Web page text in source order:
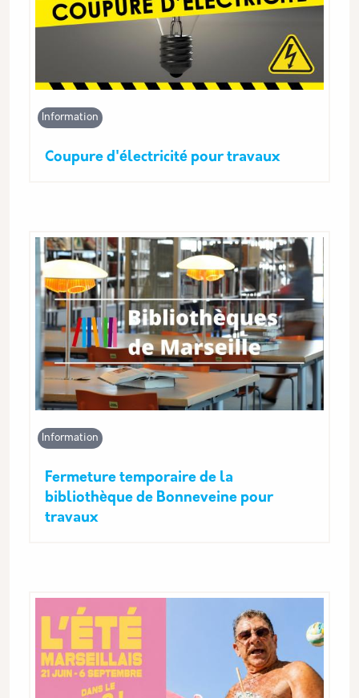
Information
Coupure d'électricité pour travaux
Information
Fermeture temporaire de la
bibliothèque de Bonneveine pour
travaux